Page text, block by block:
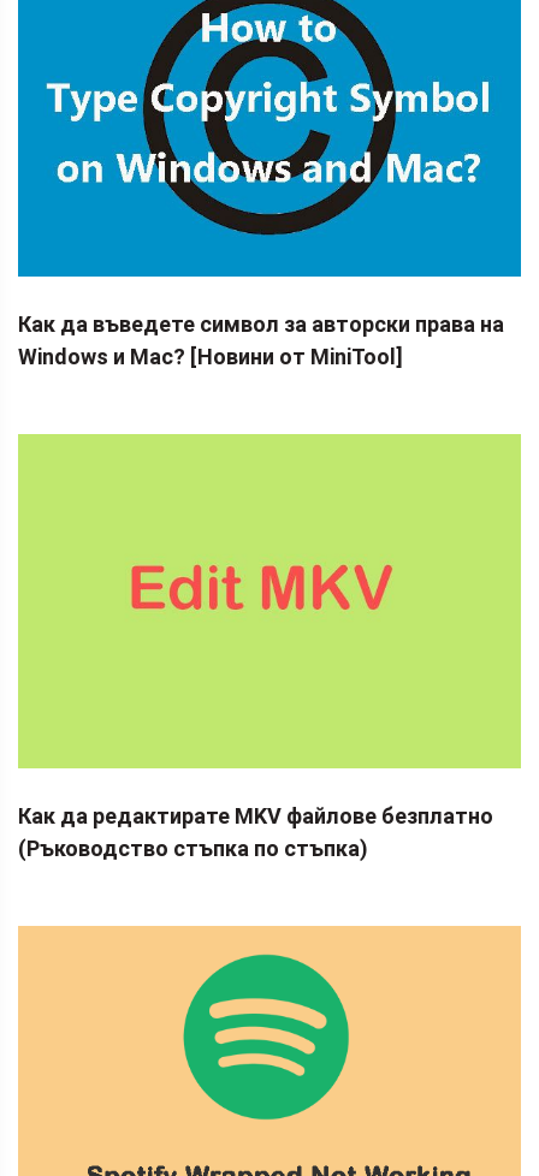
Как да въведете символ за авторски права на
Windows и Mac? [Новини от MiniTool]
Как да редактирате MKV файлове безплатно
(Ръководство стъпка по стъпка)